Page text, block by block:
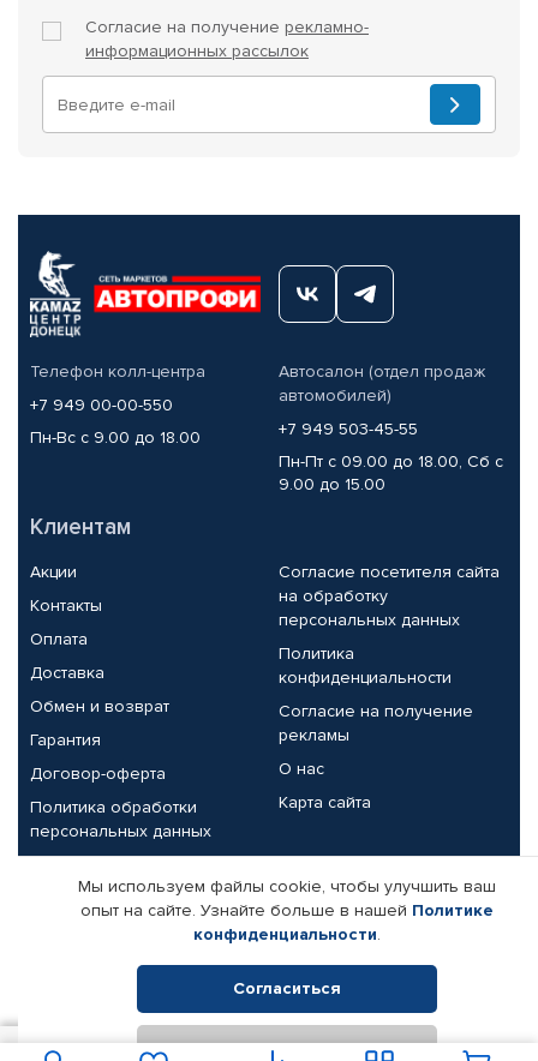
Согласие на получение рекламно-
информационных рассылок
Телефон колл-центра
+7 949 00-00-550
Пн-Вс с 9.00 до 18.00
Автосалон (отдел продаж
автомобилей)
+7 949 503-45-55
Пн-Пт с 09.00 до 18.00, Сб с
9.00 до 15.00
Клиентам
Акции
Контакты
Оплата
Доставка
Обмен и возврат
Гарантия
Договор-оферта
Политика обработки
персональных данных
Согласие посетителя сайта
на обработку
персональных данных
Политика
конфиденциальности
Согласие на получение
рекламы
О нас
Карта сайта
Партнерам
Корпоративным клиентам
Поставщикам
Реквизиты компании
© КАМАЗ ЦЕНТР ДОНЕЦК, 2015-2026. Все права защищены.
Мы используем файлы cookie, чтобы улучшить ваш
опыт на сайте. Узнайте больше в нашей Политике
конфиденциальности.
Согласиться
Отклонить